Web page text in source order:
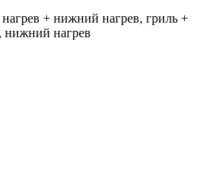
+ нижний нагрев, гриль +
нижний нагрев